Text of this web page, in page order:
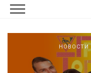
НОВОСТИ